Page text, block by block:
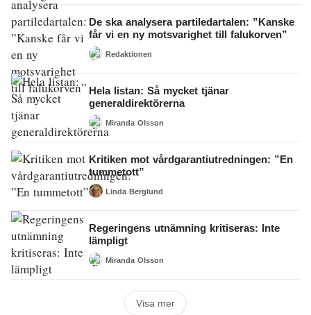
De ska analysera partiledartalen: ”Kanske
får vi en ny motsvarighet till falukorven”
Redaktionen
Hela listan: Så mycket tjänar
generaldirektörerna
Miranda Olsson
Kritiken mot vårdgarantiutredningen: ”En
tummetott”
Linda Berglund
Regeringens utnämning kritiseras: Inte
lämpligt
Miranda Olsson
Visa mer